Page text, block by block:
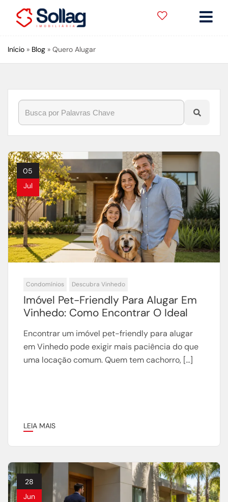
Início » Blog » Quero Alugar
05
Jul
Condomínios Descubra Vinhedo
Imóvel Pet-Friendly Para Alugar Em
Vinhedo: Como Encontrar O Ideal
Encontrar um imóvel pet-friendly para alugar
em Vinhedo pode exigir mais paciência do que
uma locação comum. Quem tem cachorro, […]
LEIA MAIS
28
Jun